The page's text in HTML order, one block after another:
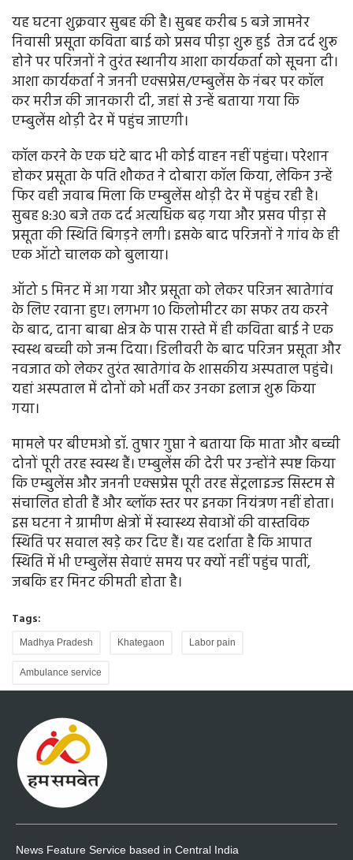
यह घटना शुक्रवार सुबह की है। सुबह करीब 5 बजे जामनेर
निवासी प्रसूता कविता बाई को प्रसव पीड़ा शुरू हुई तेज दर्द शुरू
होने पर परिजनों ने तुरंत स्थानीय आशा कार्यकर्ता को सूचना दी।
आशा कार्यकर्ता ने जननी एक्सप्रेस/एम्बुलेंस के नंबर पर कॉल
कर मरीज की जानकारी दी, जहां से उन्हें बताया गया कि
एम्बुलेंस थोड़ी देर में पहुंच जाएगी।
कॉल करने के एक घंटे बाद भी कोई वाहन नहीं पहुंचा। परेशान
होकर प्रसूता के पति शौकत ने दोबारा कॉल किया, लेकिन उन्हें
फिर वही जवाब मिला कि एम्बुलेंस थोड़ी देर में पहुंच रही है।
सुबह 8:30 बजे तक दर्द अत्यधिक बढ़ गया और प्रसव पीड़ा से
प्रसूता की स्थिति बिगड़ने लगी। इसके बाद परिजनों ने गांव के ही
एक ऑटो चालक को बुलाया।
ऑटो 5 मिनट में आ गया और प्रसूता को लेकर परिजन खातेगांव
के लिए रवाना हुए। लगभग 10 किलोमीटर का सफर तय करने
के बाद, दाना बाबा क्षेत्र के पास रास्ते में ही कविता बाई ने एक
स्वस्थ बच्ची को जन्म दिया। डिलीवरी के बाद परिजन प्रसूता और
नवजात को लेकर तुरंत खातेगांव के शासकीय अस्पताल पहुंचे।
यहां अस्पताल में दोनों को भर्ती कर उनका इलाज शुरू किया
गया।
मामले पर बीएमओ डॉ. तुषार गुप्ता ने बताया कि माता और बच्ची
दोनों पूरी तरह स्वस्थ हैं। एम्बुलेंस की देरी पर उन्होंने स्पष्ट किया
कि एम्बुलेंस और जननी एक्सप्रेस पूरी तरह सेंट्रलाइज्ड सिस्टम से
संचालित होती हैं और ब्लॉक स्तर पर इनका नियंत्रण नहीं होता।
इस घटना ने ग्रामीण क्षेत्रों में स्वास्थ्य सेवाओं की वास्तविक
स्थिति पर सवाल खड़े कर दिए हैं। यह दर्शाता है कि आपात
स्थिति में भी एम्बुलेंस सेवाएं समय पर क्यों नहीं पहुंच पातीं,
जबकि हर मिनट कीमती होता है।
Tags:
Madhya Pradesh Khategaon Labor pain
Ambulance service
News Feature Service based in Central India